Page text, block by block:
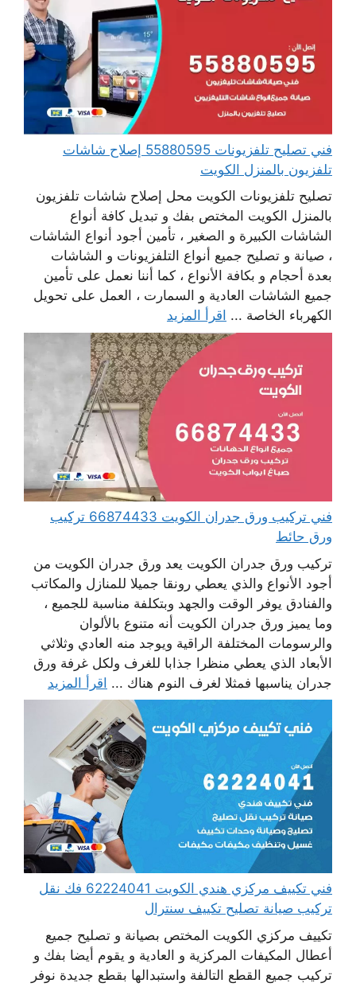
فني تصليح تلفزيونات 55880595 إصلاح شاشات
تلفزيون بالمنزل الكويت
تصليح تلفزيونات الكويت محل إصلاح شاشات تلفزيون
بالمنزل الكويت المختص بفك و تبديل كافة أنواع
الشاشات الكبيرة و الصغير ، تأمين أجود أنواع الشاشات
، صيانة و تصليح جميع أنواع التلفزيونات و الشاشات
بعدة أحجام و بكافة الأنواع ، كما أننا نعمل على تأمين
جميع الشاشات العادية و السمارت ، العمل على تحويل
الكهرباء الخاصة ... اقرأ المزيد
فني تركيب ورق جدران الكويت 66874433 تركيب
ورق حائط
تركيب ورق جدران الكويت يعد ورق جدران الكويت من
أجود الأنواع والذي يعطي رونقا جميلا للمنازل والمكاتب
والفنادق يوفر الوقت والجهد وبتكلفة مناسبة للجميع ،
وما يميز ورق جدران الكويت أنه متنوع بالألوان
والرسومات المختلفة الراقية ويوجد منه العادي وثلاثي
الأبعاد الذي يعطي منظرا جذابا للغرف ولكل غرفة ورق
جدران يناسبها فمثلا لغرف النوم هناك ... اقرأ المزيد
فني تكييف مركزي هندي الكويت 62224041 فك نقل
تركيب صيانة تصليح تكييف سنترال
تكييف مركزي الكويت المختص بصيانة و تصليح جميع
أعطال المكيفات المركزية و العادية و يقوم أيضا بفك و
تركيب جميع القطع التالفة واستبدالها بقطع جديدة نوفر